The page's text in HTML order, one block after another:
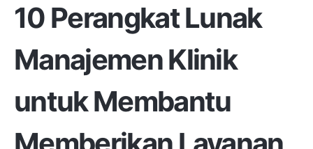
10 Perangkat Lunak
Manajemen Klinik
untuk Membantu